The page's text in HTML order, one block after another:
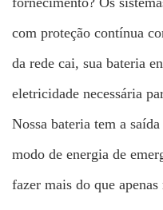
com proteção contínua
da rede cai, sua bateria
eletricidade necessária
Nossa bateria tem a
modo de energia de
fazer mais do que apenas